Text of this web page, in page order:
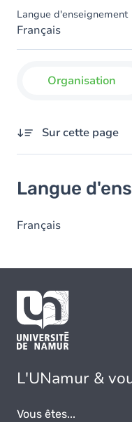
Langue d'enseignement
Français
Organisation
Sur cette page
Langue
Français
L'UNamur &
Vous êtes...